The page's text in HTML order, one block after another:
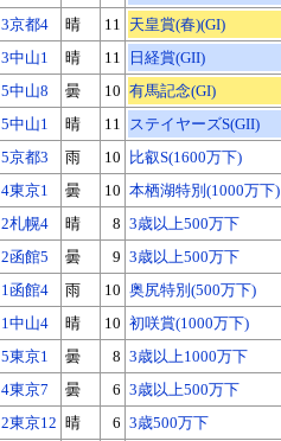
3京都4 晴 11 天皇賞(春)(GI)
3中山1 晴 11 日経賞(GII)
5中山8 曇 10 有馬記念(GI)
5中山1 晴 11 ステイヤーズS(GII)
5京都3 雨 10 比叡S(1600万下)
4東京1 曇 10 本栖湖特別(1000万下)
2札幌4 晴 8 3歳以上500万下
2函館5 曇 9 3歳以上500万下
1函館4 雨 10 奥尻特別(500万下)
1中山4 晴 10 初咲賞(1000万下)
5東京1 曇 8 3歳以上1000万下
4東京7 曇 6 3歳以上500万下
2東京12 晴 6 3歳500万下